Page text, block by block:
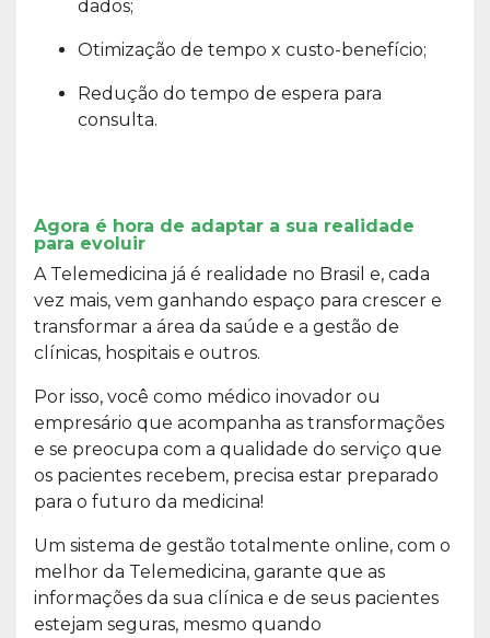
dados;
Otimização de tempo x custo-benefício;
Redução do tempo de espera para
consulta.
Agora é hora de adaptar a sua realidade
para evoluir
A Telemedicina já é realidade no Brasil e, cada
vez mais, vem ganhando espaço para crescer e
transformar a área da saúde e a gestão de
clínicas, hospitais e outros.
Por isso, você como médico inovador ou
empresário que acompanha as transformações
e se preocupa com a qualidade do serviço que
os pacientes recebem, precisa estar preparado
para o futuro da medicina!
Um sistema de gestão totalmente online, com o
melhor da Telemedicina, garante que as
informações da sua clínica e de seus pacientes
estejam seguras, mesmo quando